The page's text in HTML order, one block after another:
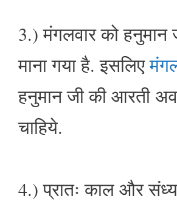
3.) मंगलवार को हनुमान
माना गया है. इसलिए
हनुमान जी की आरती
चाहिये.
4.) प्रातः काल और